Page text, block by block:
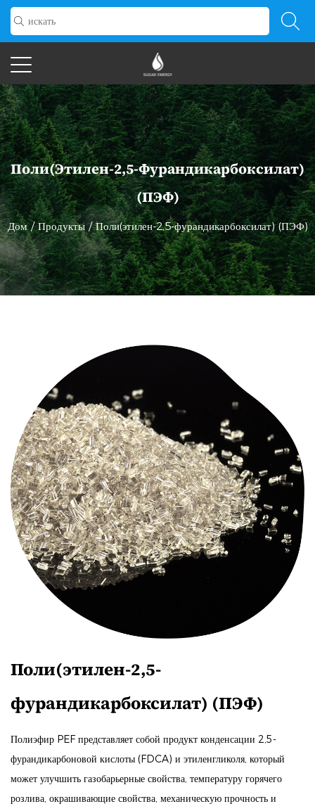
Поли(этилен-2,5-Фурандикарбоксилат)
(ПЭФ)
Дом/Продукты/Поли(этилен-2,5-фурандикарбоксилат) (ПЭФ)
Поли(этилен-2,5-
фурандикарбоксилат) (ПЭФ)
Полиэфир PEF представляет собой продукт конденсации 2,5-
фурандикарбоновой кислоты (FDCA) и этиленгликоля, который
может улучшить газобарьерные свойства, температуру горячего
розлива, окрашивающие свойства, механическую прочность и